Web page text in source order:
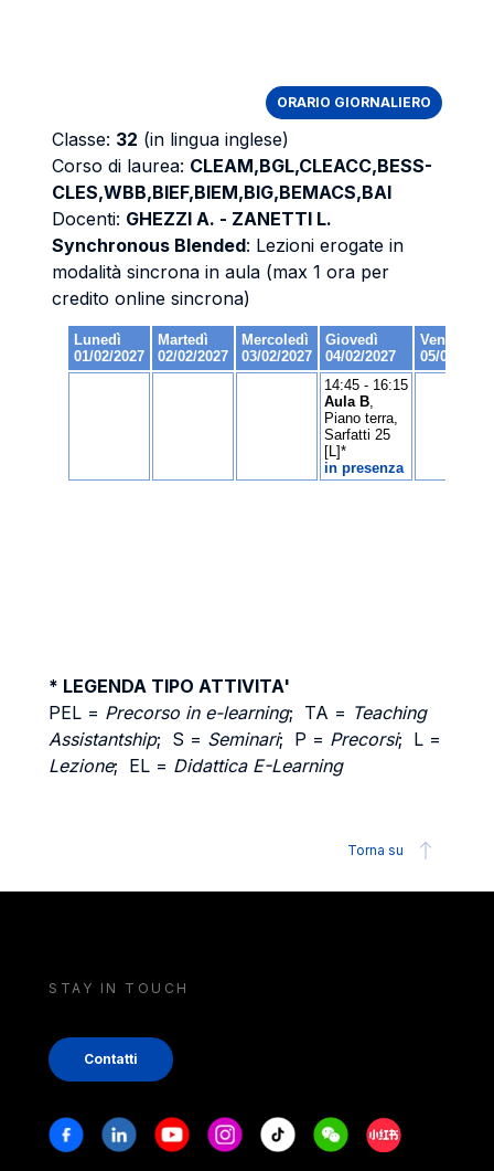
ORARIO GIORNALIERO
Classe: 32 (in lingua inglese)
Corso di laurea: CLEAM,BGL,CLEACC,BESS-
CLES,WBB,BIEF,BIEM,BIG,BEMACS,BAI
Docenti: GHEZZI A. - ZANETTI L.
Synchronous Blended: Lezioni erogate in
modalità sincrona in aula (max 1 ora per
credito online sincrona)
* LEGENDA TIPO ATTIVITA'
PEL = Precorso in e-learning; TA = Teaching
Assistantship; S = Seminari; P = Precorsi; L =
Lezione; EL = Didattica E-Learning
Torna su
STAY IN TOUCH
Contatti
Stay in touch
FacebookLinkedinYoutubeInstagram
Tiktok WeechatXiaohongshu/